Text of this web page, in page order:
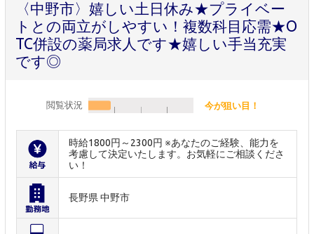
〈中野市〉嬉しい土日休み★プライベー
トとの両立がしやすい！複数科目応需★O
TC併設の薬局求人です★嬉しい手当充実
です◎
閲覧状況 今が狙い目！
時給1800円～2300円 ※あなたのご経験、能力を
考慮して決定いたします。お気軽にご相談くださ
い！
長野県 中野市